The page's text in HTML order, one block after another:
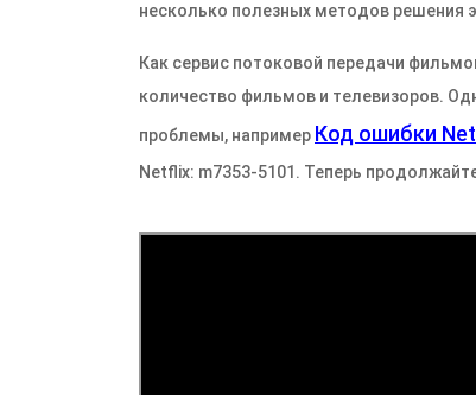
несколько полезных методов решения
Как сервис потоковой передачи
количество фильмов и телевизоров.
проблемы, например Код ошибки
Netflix: m7353-5101. Теперь